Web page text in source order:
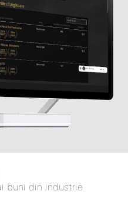
buni din industrie